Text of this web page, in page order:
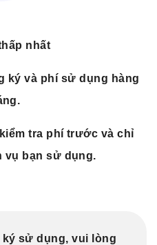
nhất
ký và phí sử dụng hàng
tra phí trước và chỉ
vụ bạn sử dụng.
ký sử dụng, vui lòng